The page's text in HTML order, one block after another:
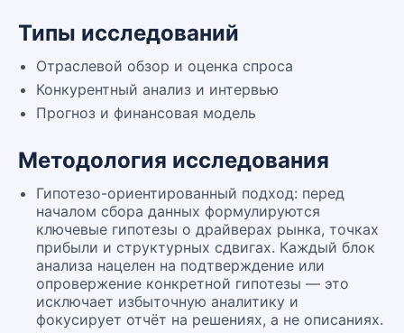
Типы исследований
Отраслевой обзор и оценка спроса
Конкурентный анализ и интервью
Прогноз и финансовая модель
Методология исследования
Гипотезо-ориентированный подход: перед
началом сбора данных формулируются
ключевые гипотезы о драйверах рынка, точках
прибыли и структурных сдвигах. Каждый блок
анализа нацелен на подтверждение или
опровержение конкретной гипотезы — это
исключает избыточную аналитику и
фокусирует отчёт на решениях, а не описаниях.